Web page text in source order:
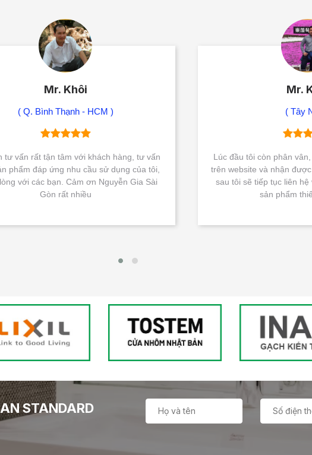
tư vấn
tôi,
Sài
Lúc đầu tôi còn phân vân, nhưng sau khi đặt hàng
trên website và nhận được hàng tôi rất hài lòng, lần
sau tôi sẽ tiếp tục liên hệ với các bạn để đặt mua
STANDARD